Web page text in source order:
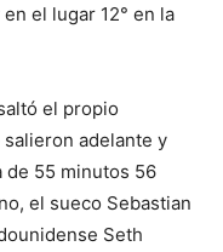
el lugar 12° en la
el propio
adelante y
de 55 minutos 56
el sueco Sebastian
Seth